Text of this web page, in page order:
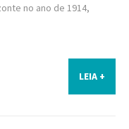
no ano de 1914,
LEIA +